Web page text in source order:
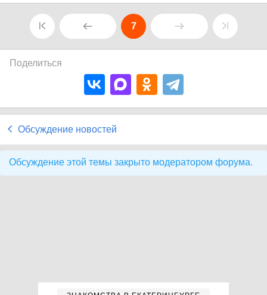
7
Поделиться
Обсуждение новостей
Обсуждение этой темы закрыто модератором форума.